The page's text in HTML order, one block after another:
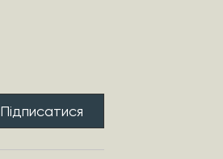
Підписатися